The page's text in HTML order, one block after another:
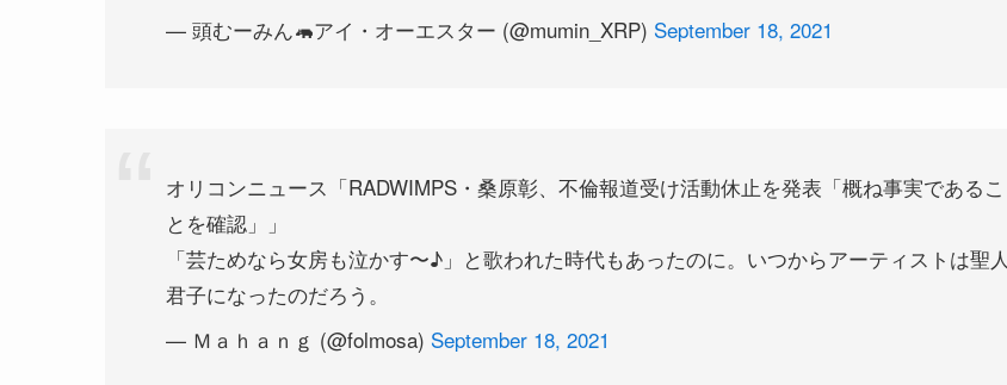
— 頭むーみん🦛アイ・オーエスター (@mumin_XRP) September 18, 2021
オリコンニュース「RADWIMPS・桑原彰、不倫報道受け活動休止を発表「概ね事実であるこ
とを確認」」
「芸ためなら女房も泣かす〜♪」と歌われた時代もあったのに。いつからアーティストは聖人
君子になったのだろう。
— Ｍａｈａｎｇ (@folmosa) September 18, 2021